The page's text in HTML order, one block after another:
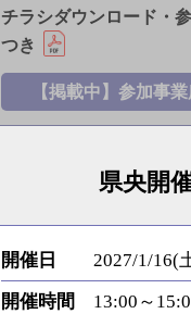
チラシダウンロード・
つき
【掲載中】参加事
県央開
開催日 2027/1/16(
開催時間 13:00～